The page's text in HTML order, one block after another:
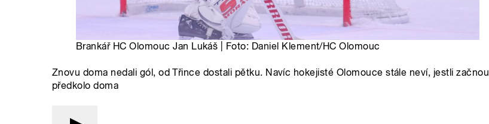
Brankář HC Olomouc Jan Lukáš | Foto: Daniel Klement/HC Olomouc
Znovu doma nedali gól, od Třince dostali pětku. Navíc hokejisté Olomouce stále neví, jestli začnou
předkolo doma